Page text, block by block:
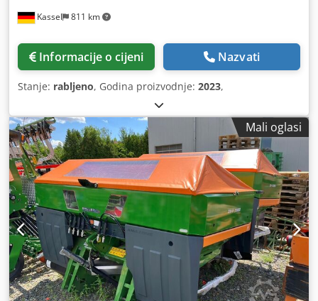
Kassel 811 km
Informacije o cijeni Nazvati
Stanje: rabljeno, Godina proizvodnje: 2023,
Mali oglasi